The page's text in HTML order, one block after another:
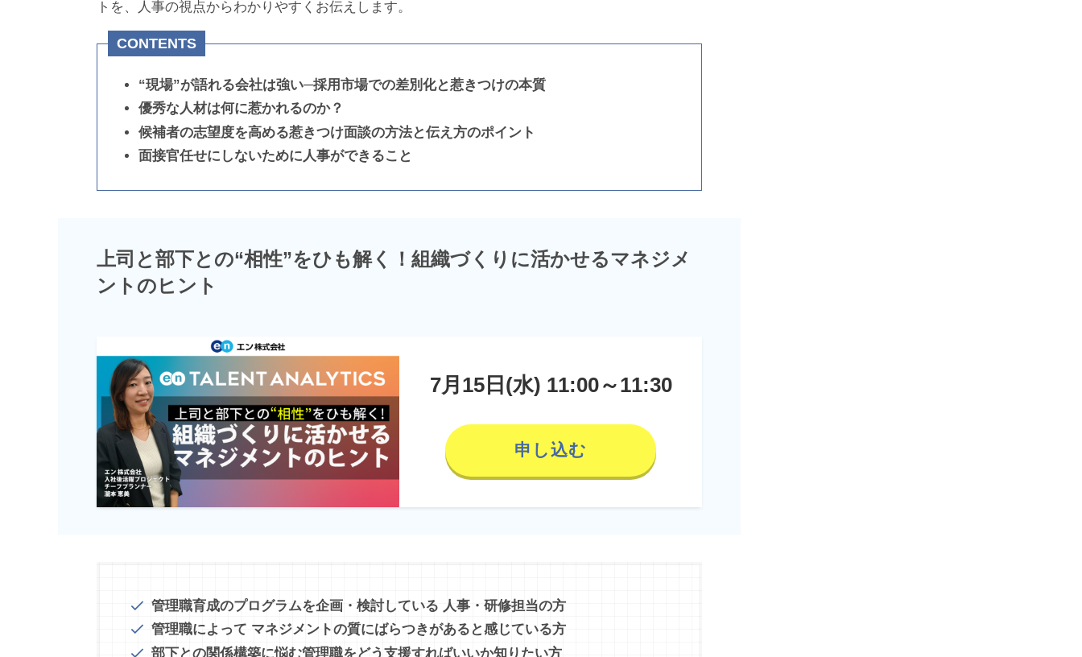
トを、人事の視点からわかりやすくお伝えします。
CONTENTS
“現場”が語れる会社は強い─採用市場での差別化と惹きつけの本質
優秀な人材は何に惹かれるのか？
候補者の志望度を高める惹きつけ面談の方法と伝え方のポイント
面接官任せにしないために人事ができること
上司と部下との“相性”をひも解く！組織づくりに活かせるマネジメ
ントのヒント
7月15日(水) 11:00～11:30
申し込む
管理職育成のプログラムを企画・検討している 人事・研修担当の方
管理職によって マネジメントの質にばらつきがあると感じている方
部下との関係構築に悩む管理職をどう支援すればいいか知りたい方